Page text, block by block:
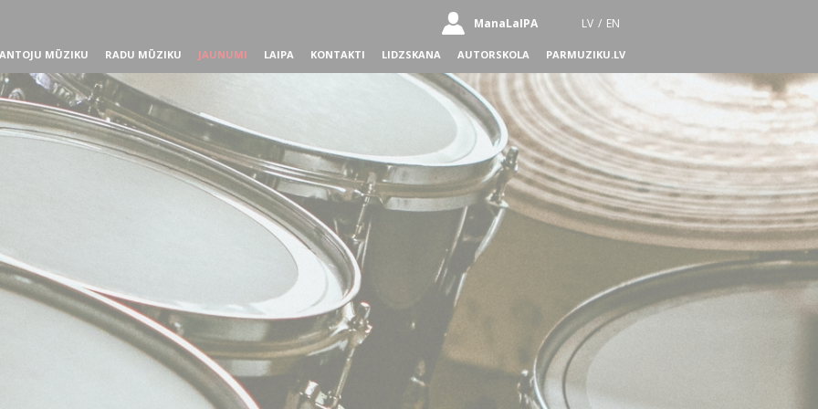
ManaLaIPA LV / EN
MŪZIKU RADU MŪZIKU JAUNUMI LAIPA KONTAKTI LIDZSKANA AUTORSKOLA PARMUZIKU.LV